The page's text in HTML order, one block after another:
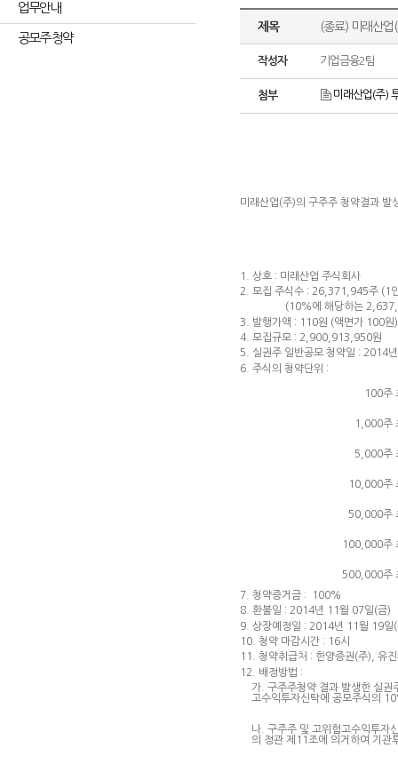
업무안내
공모주 청약
제목 (종료) 미래산
작성자 기업금융2팀
첨부 미래산업(주)
미래산업(주)의 구주주 청약결과 발
1. 상호 : 미래산업 주식회사
2. 모집 주식수 : 26,371,945주 (1
(10%에 해당하는 2,637,195
3. 발행가액 : 110원 (액면가 100원)
4. 모집규모 : 2,900,913,950원
5. 실권주 일반공모 청약일 : 2014
6. 주식의 청약단위 :
100주
1,000주
5,000주
10,000주
50,000주
100,000주
500,000주
7. 청약증거금 : 100%
8. 환불일 : 2014년 11월 07일(금)
9. 상장예정일 : 2014년 11월 19일
10. 청약 마감시간 : 16시
11. 청약취급처 : 한양증권(주), 유
12. 배정방법 :
가. 구주주청약 결과 발생한 실권
고수익투자신탁에 공모주식의
나. 구주주 및 고위험고수익투자
의 정관 제11조에 의거하여 기관